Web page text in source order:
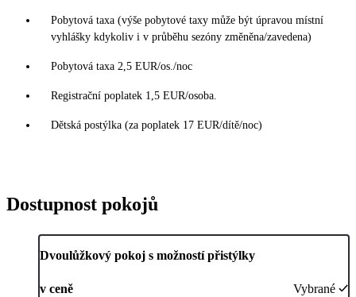
Pobytová taxa (výše pobytové taxy může být úpravou místní
vyhlášky kdykoliv i v průběhu sezóny změněna/zavedena)
Pobytová taxa 2,5 EUR/os./noc
Registrační poplatek 1,5 EUR/osoba.
Dětská postýlka (za poplatek 17 EUR/dítě/noc)
Dostupnost pokojů
Dvoulůžkový pokoj s možností přistýlky
v ceně Vybrané